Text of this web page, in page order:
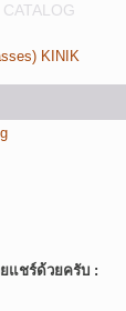
CATALOG
KINIK
แชร์ด้วยครับ :